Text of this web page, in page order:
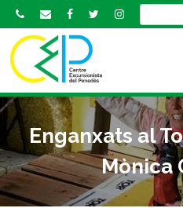
k
o
n
t
e
Enganxats al
Mònica